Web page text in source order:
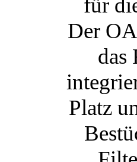
für
Der
das
Platz